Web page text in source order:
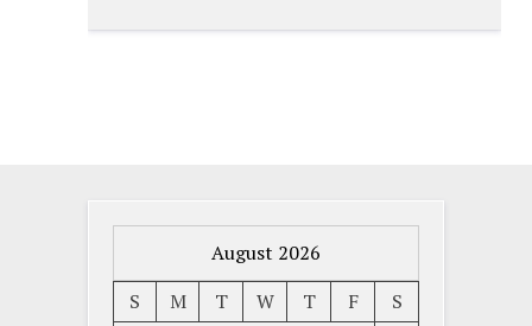
August 2026
S
M T W T F
S